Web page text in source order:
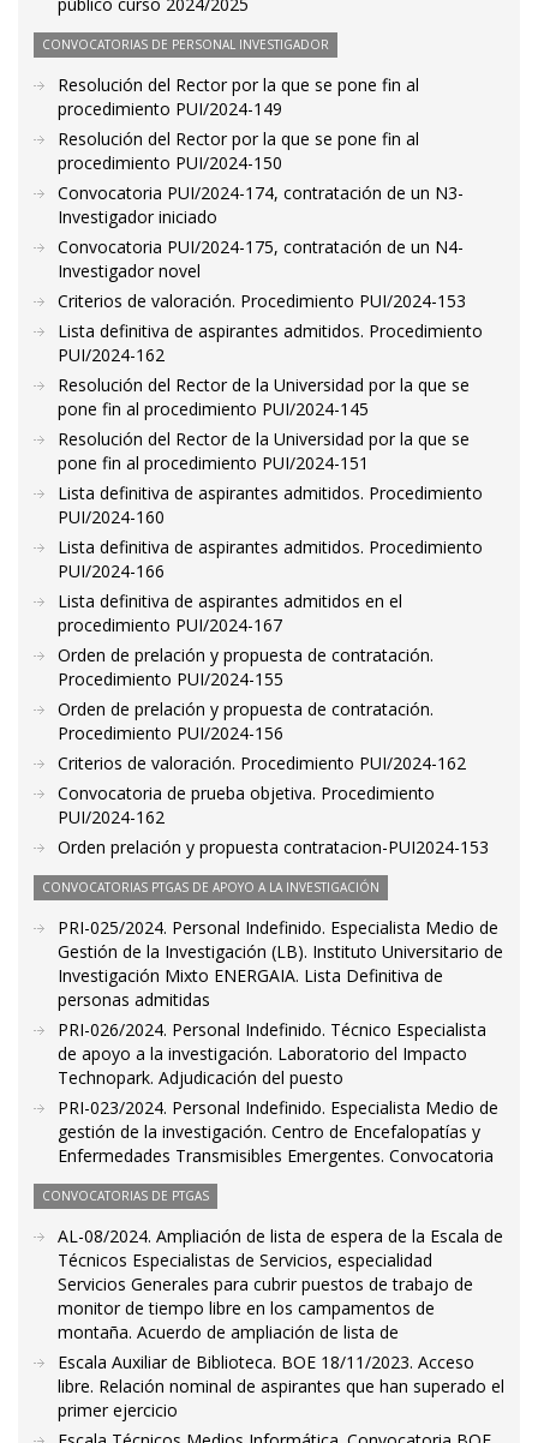
CONVOCATORIAS DE PERSONAL INVESTIGADOR
Resolución del Rector por la que se pone fin al
procedimiento PUI/2024-149
Resolución del Rector por la que se pone fin al
procedimiento PUI/2024-150
Convocatoria PUI/2024-174, contratación de un N3-
Investigador iniciado
Convocatoria PUI/2024-175, contratación de un N4-
Investigador novel
Criterios de valoración. Procedimiento PUI/2024-153
Lista definitiva de aspirantes admitidos. Procedimiento
PUI/2024-162
Resolución del Rector de la Universidad por la que se
pone fin al procedimiento PUI/2024-145
Resolución del Rector de la Universidad por la que se
pone fin al procedimiento PUI/2024-151
Lista definitiva de aspirantes admitidos. Procedimiento
PUI/2024-160
Lista definitiva de aspirantes admitidos. Procedimiento
PUI/2024-166
Lista definitiva de aspirantes admitidos en el
procedimiento PUI/2024-167
Orden de prelación y propuesta de contratación.
Procedimiento PUI/2024-155
Orden de prelación y propuesta de contratación.
Procedimiento PUI/2024-156
Criterios de valoración. Procedimiento PUI/2024-162
Convocatoria de prueba objetiva. Procedimiento
PUI/2024-162
Orden prelación y propuesta contratacion-PUI2024-153
CONVOCATORIAS PTGAS DE APOYO A LA INVESTIGACIÓN
PRI-025/2024. Personal Indefinido. Especialista Medio de
Gestión de la Investigación (LB). Instituto Universitario de
Investigación Mixto ENERGAIA. Lista Definitiva de
personas admitidas
PRI-026/2024. Personal Indefinido. Técnico Especialista
de apoyo a la investigación. Laboratorio del Impacto
Technopark. Adjudicación del puesto
PRI-023/2024. Personal Indefinido. Especialista Medio de
gestión de la investigación. Centro de Encefalopatías y
Enfermedades Transmisibles Emergentes. Convocatoria
CONVOCATORIAS DE PTGAS
AL-08/2024. Ampliación de lista de espera de la Escala de
Técnicos Especialistas de Servicios, especialidad
Servicios Generales para cubrir puestos de trabajo de
monitor de tiempo libre en los campamentos de
montaña. Acuerdo de ampliación de lista de
Escala Auxiliar de Biblioteca. BOE 18/11/2023. Acceso
libre. Relación nominal de aspirantes que han superado el
primer ejercicio